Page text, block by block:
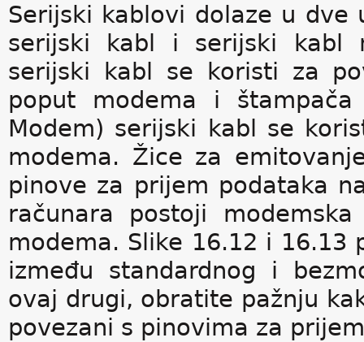
Serijski kablovi dolaze u dve
serijski kabl i serijski kabl
serijski kabl se koristi za
poput modema i
Modem) serijski kabl se
modema. Žice za
pinove za prijem podataka
računara postoji
modema. Slike 16.12 i 16.13
između standardnog i
ovaj drugi, obratite pažnju
povezani s pinovima za